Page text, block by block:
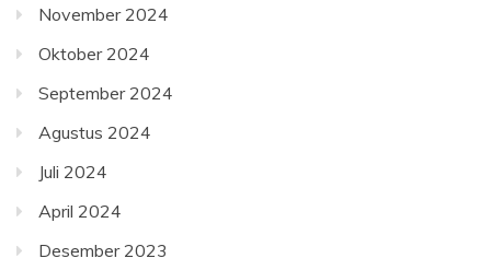
November 2024
Oktober 2024
September 2024
Agustus 2024
Juli 2024
April 2024
Desember 2023